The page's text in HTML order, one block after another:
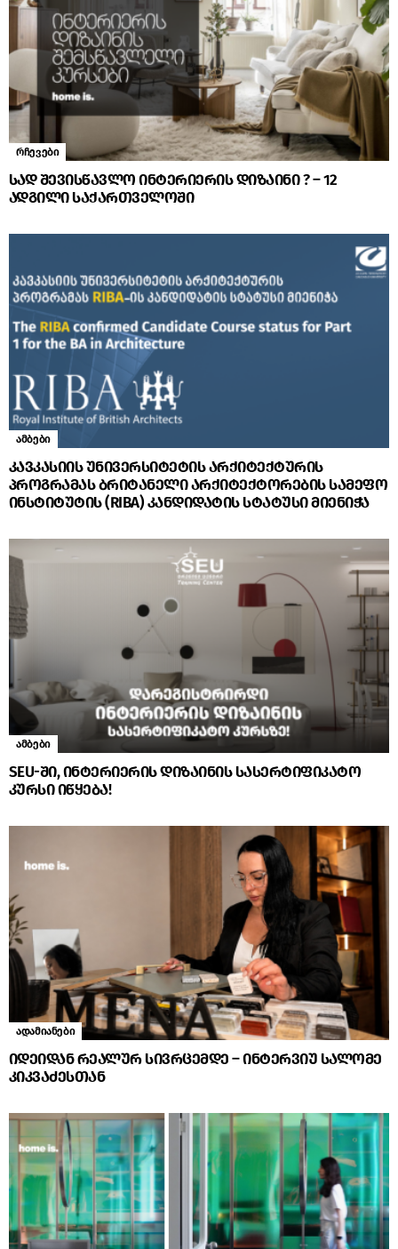
რჩევები
სად შევისწავლო ინტერიერის დიზაინი ? – 12
ადგილი საქართველოში
ამბები
კავკასიის უნივერსიტეტის არქიტექტურის
პროგრამას ბრიტანელი არქიტექტორების სამეფო
ინსტიტუტის (RIBA) კანდიდატის სტატუსი მიენიჭა
ამბები
SEU-ში, ინტერიერის დიზაინის სასერტიფიკატო
კურსი იწყება!
ადამიანები
იდეიდან რეალურ სივრცემდე – ინტერვიუ სალომე
კიკვაძესთან